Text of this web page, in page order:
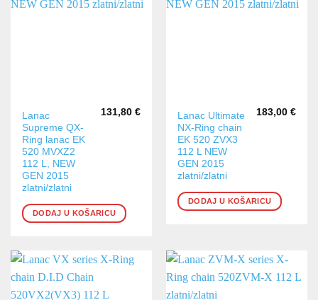
Lanac
Supreme QX-
Ring lanac EK
520 MVXZ2
112 L, NEW
GEN 2015
zlatni/zlatni
131,80 €
DODAJ U KOŠARICU
Lanac Ultimate
NX-Ring chain
EK 520 ZVX3
112 L NEW
GEN 2015
zlatni/zlatni
183,00 €
DODAJ U KOŠARICU